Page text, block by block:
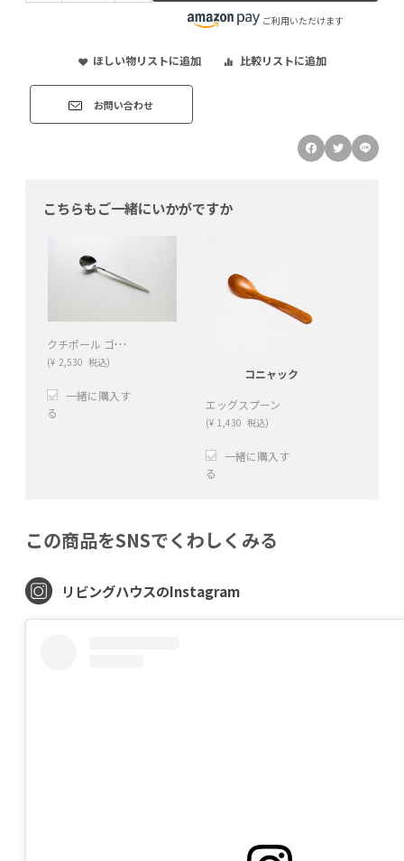
ご利用いただけます
ほしい物リストに追加 比較リストに追加
お問い合わせ
こちらもご一緒にいかがですか
クチポール ゴア テーブルスプーン / ホワイト×シルバー
(¥ 2,530 税込)
一緒に購入す
る
コニャック
エッグスプーン
(¥ 1,430 税込)
一緒に購入す
る
この商品をSNSでくわしくみる
リビングハウスのInstagram